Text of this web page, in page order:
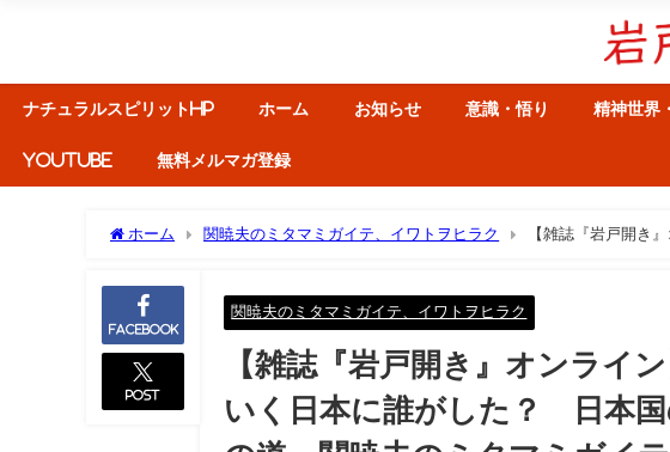
ナチュラルスピリットHP ホーム お知らせ 意識・悟り 精神世界
YouTube 無料メルマガ登録
ホーム 関暁夫のミタマミガイテ、イワトヲヒラク
【雑誌『岩戸開き
Facebook
post
関暁夫のミタマミガイテ、イワトヲヒラク
【雑誌『岩戸開き』オンライ
いく日本に誰がした？ 日本